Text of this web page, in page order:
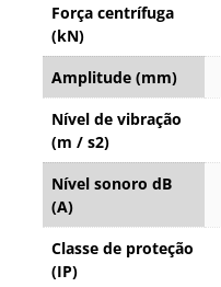
Força centrífuga
(kN)
Amplitude (mm)
Nível de vibração
(m / s2)
Nível sonoro dB
(A)
Classe de proteção
(IP)